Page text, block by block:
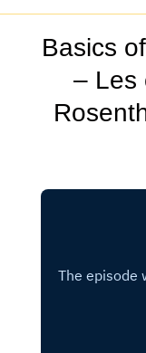
Basics
– Les